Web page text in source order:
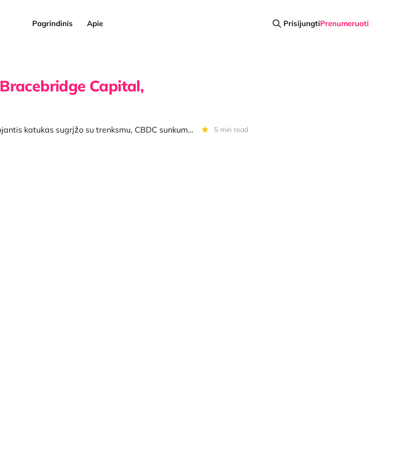
Pagrindinis Apie PrisijungtiPrenumeruoti
Bracebridge Capital,
Diena kriptoje: Riaumojantis katukas sugrįžo su trenksmu, CBDC sunkumai, "Ripple" vs. "Tether" 5 min read